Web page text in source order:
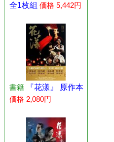
全1枚組 価格 5,442円
書籍
『花漾』 原作本
価格 2,080円